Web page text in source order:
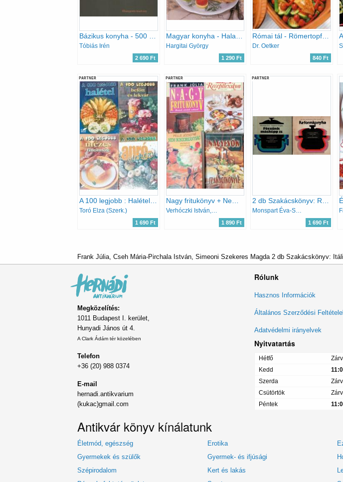
Tóbiás Irén
2 690 Ft
Hargitai György
1 290 Ft
Dr. Oetker
840 Ft
PARTNER
Toró Elza (Szerk.)
1 690 Ft
PARTNER
Nagy fritukönyv + Nem boszorkányság - Háztartás takarékon + Tvr-hét Receptlexikon + Nagyevők szakácskönyve (4 kötet)
1 890 Ft
PARTNER
1 690 Ft
Frank Júlia, Cseh Mária-Pirchala István, Simeoni Szekeres Magda 2 db Szakácskönyv:
Megközelítés:
1011 Budapest I. kerület,
Hunyadi János út 4.
A Clark Ádám tér közelében
Telefon
+36 (20) 988 0374
E-mail
hernadi.antikvarium
(kukac)gmail.com
Rólunk
Lábléc
menü
Hasznos Információk
Általános Szerződési
Adatvédelmi irányelvek
Nyitvatartás
Hétfő
Kedd
Szerda
Csütörtök
Péntek
Antikvár könyv kínálatunk
Életmód, egészség Erotika
Gyermekek és szülők
Gyermek- és ifjúsági
Szépirodalom
Kert és lakás